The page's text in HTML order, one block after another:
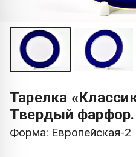
Тарелка
Твердый
Форма: Европейская-2